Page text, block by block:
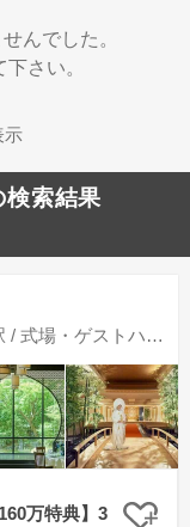
んでした。
さい。
検索結果
式場・ゲストハウス
万特典】3